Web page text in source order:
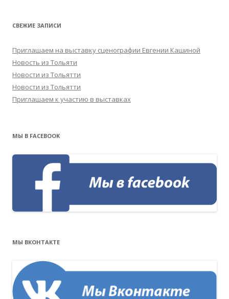
СВЕЖИЕ ЗАПИСИ
Приглашаем на выставку сценографии Евгении Кашиной
Новость из Тольяти
Новости из Тольятти
Новости из Тольятти
Приглашаем к участию в выставках
МЫ В FACEBOOK
МЫ ВКОНТАКТЕ